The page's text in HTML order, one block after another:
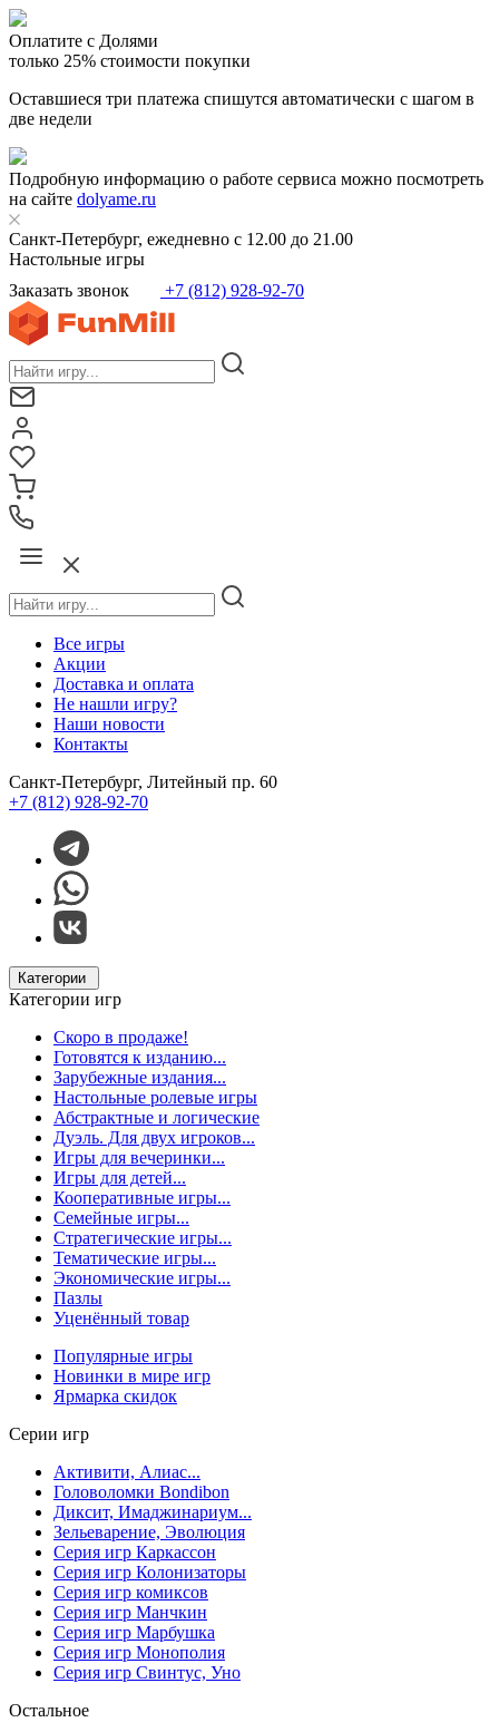
Оплатите с Долями
только 25% стоимости покупки
Оставшиеся три платежа спишутся автоматически с шагом в
две недели
Подробную информацию о работе сервиса можно посмотреть
на сайте dolyame.ru
Санкт-Петербург, ежедневно с 12.00 до 21.00
Настольные игры
Заказать звонок
+7 (812) 928-92-70
Все игры
Акции
Доставка и оплата
Не нашли игру?
Наши новости
Контакты
Санкт-Петербург, Литейный пр. 60
+7 (812) 928-92-70
Категории
Категории игр
Скоро в продаже!
Готовятся к изданию...
Зарубежные издания...
Настольные ролевые игры
Абстрактные и логические
Дуэль. Для двух игроков...
Игры для вечеринки...
Игры для детей...
Кооперативные игры...
Семейные игры...
Стратегические игры...
Тематические игры...
Экономические игры...
Пазлы
Уценённый товар
Популярные игры
Новинки в мире игр
Ярмарка скидок
Серии игр
Активити, Алиас...
Головоломки Bondibon
Диксит, Имаджинариум...
Зельеварение, Эволюция
Серия игр Каркассон
Серия игр Колонизаторы
Серия игр комиксов
Серия игр Манчкин
Серия игр Марбушка
Серия игр Монополия
Серия игр Свинтус, Уно
Остальное